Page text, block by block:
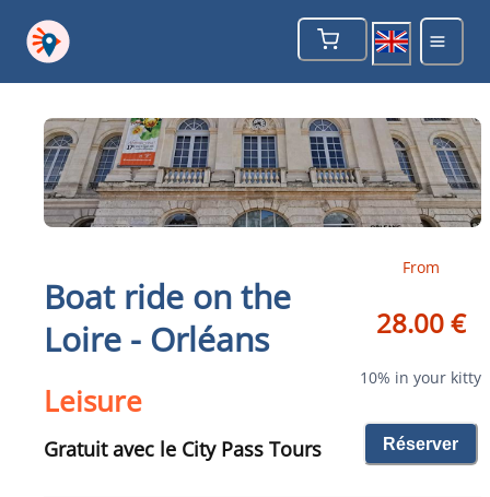
Boat ride on the
Loire - Orléans
Leisure
Gratuit avec le City Pass Tours
From
28.00 €
10% in your kitty
Réserver